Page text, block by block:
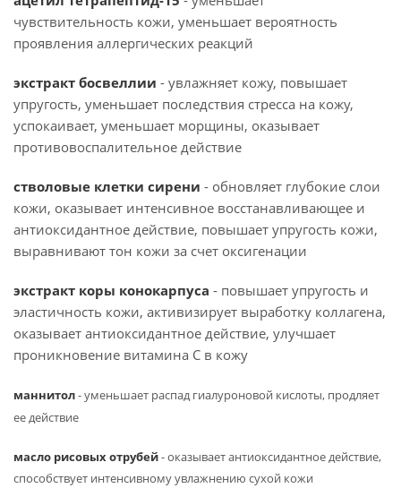
чувствительность кожи, уменьшает вероятность
проявления аллергических реакций
экстракт босвеллии - увлажняет кожу, повышает
упругость, уменьшает последствия стресса на кожу,
успокаивает, уменьшает морщины, оказывает
противовоспалительное действие
стволовые клетки сирени - обновляет глубокие слои
кожи, оказывает интенсивное восстанавливающее и
антиоксидантное действие, повышает упругость кожи,
выравнивают тон кожи за счет оксигенации
экстракт коры конокарпуса - повышает упругость и
эластичность кожи, активизирует выработку коллагена,
оказывает антиоксидантное действие, улучшает
проникновение витамина С в кожу
маннитол- уменьшает распад гиалуроновой кислоты, продляет
ее действие
масло рисовых отрубей- оказывает антиоксидантное действие,
способствует интенсивному увлажнению сухой кожи